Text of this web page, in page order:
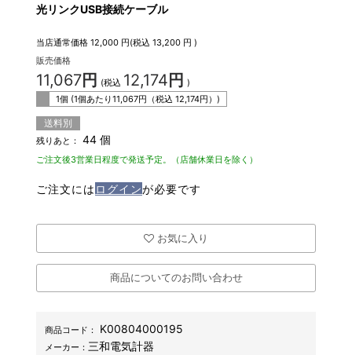
光リンクUSB接続ケーブル
当店通常価格 12,000 円(税込13,200 円 )
販売価格
11,067円 (税込 12,174 円 )
1個 (1個あたり11,067円（税込12,174円）)
送料別
残りあと： 44 個
ご注文後3営業日程度で発送予定。（店舗休業日を除く）
ご注文には ログインが必要です
お気に入り
商品についてのお問い合わせ
商品コード： K00804000195
メーカー： 三和電気計器